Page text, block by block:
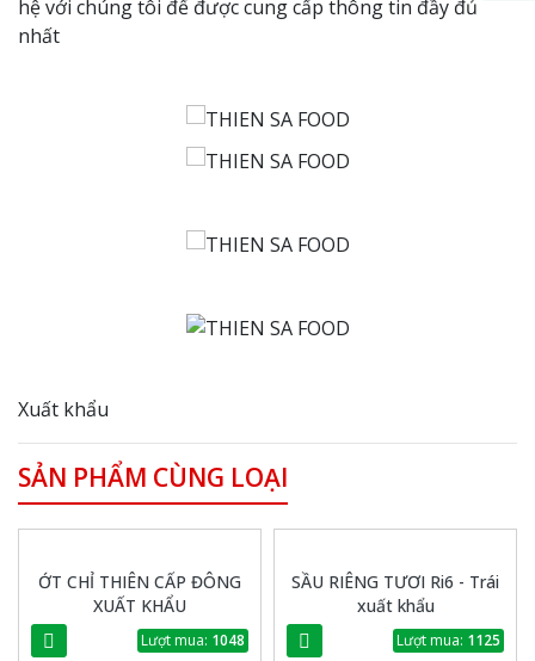
hệ với chúng tôi để được cung cấp thông tin đầy đủ
nhất
Xuất khẩu
SẢN PHẨM CÙNG LOẠI
ỚT CHỈ THIÊN CẤP ĐÔNG
XUẤT KHẨU
Lượt mua: 1048
SẦU RIÊNG TƯƠI Ri6 - Trái
xuất khẩu
Lượt mua: 1125